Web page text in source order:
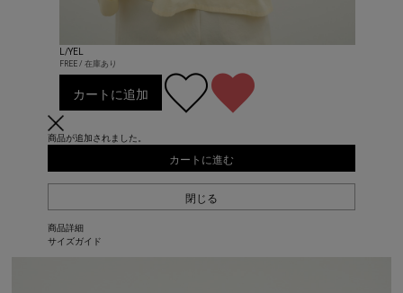
L/YEL
FREE / 在庫あり
カートに追加
商品が追加されました。
カートに進む
閉じる
商品詳細
サイズガイド